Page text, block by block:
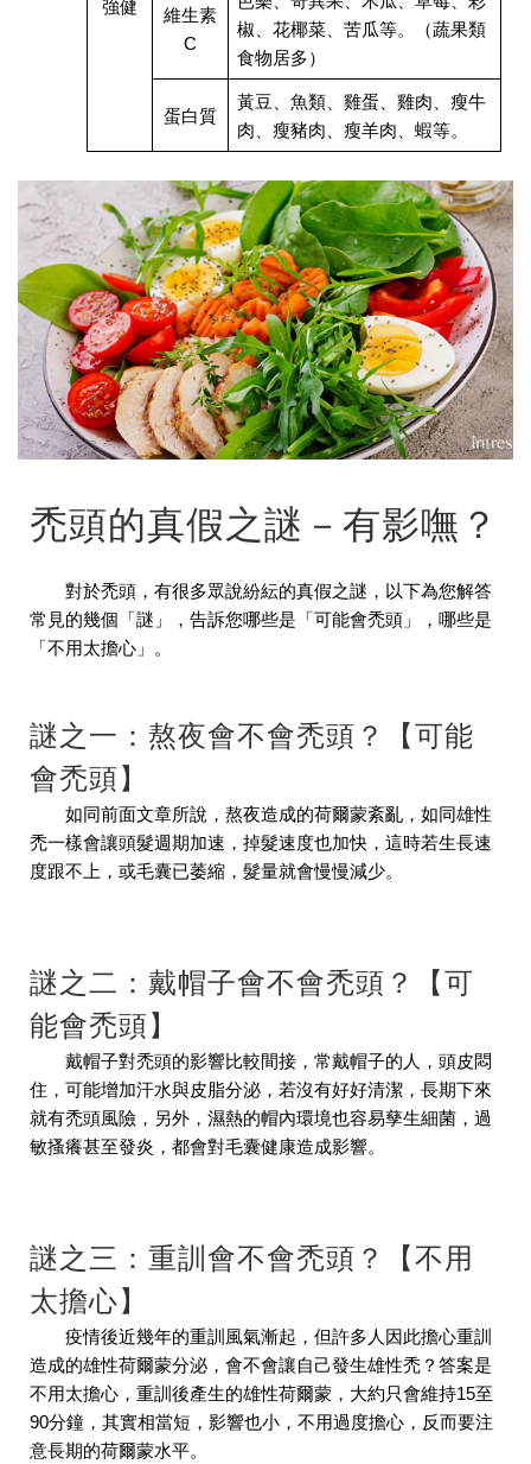
強健
維生素
C
椒、花椰菜、苦瓜等。（蔬果類
食物居多）
蛋白質
黃豆、魚類、雞蛋、雞肉、瘦牛
肉、瘦豬肉、瘦羊肉、蝦等。
禿頭的真假之謎－有影嘸？
對於禿頭，有很多眾說紛紜的真假之謎，以下為您解答
常見的幾個「謎」，告訴您哪些是「可能會禿頭」，哪些是
「不用太擔心」。
謎之一：熬夜會不會禿頭？【可能
會禿頭】
如同前面文章所說，熬夜造成的荷爾蒙紊亂，如同雄性
禿一樣會讓頭髮週期加速，掉髮速度也加快，這時若生長速
度跟不上，或毛囊已萎縮，髮量就會慢慢減少。
謎之二：戴帽子會不會禿頭？【可
能會禿頭】
戴帽子對禿頭的影響比較間接，常戴帽子的人，頭皮悶
住，可能增加汗水與皮脂分泌，若沒有好好清潔，長期下來
就有禿頭風險，另外，濕熱的帽內環境也容易孳生細菌，過
敏搔癢甚至發炎，都會對毛囊健康造成影響。
謎之三：重訓會不會禿頭？【不用
太擔心】
疫情後近幾年的重訓風氣漸起，但許多人因此擔心重訓
造成的雄性荷爾蒙分泌，會不會讓自己發生雄性禿？答案是
不用太擔心，重訓後產生的雄性荷爾蒙，大約只會維持15至
90分鐘，其實相當短，影響也小，不用過度擔心，反而要注
意長期的荷爾蒙水平。